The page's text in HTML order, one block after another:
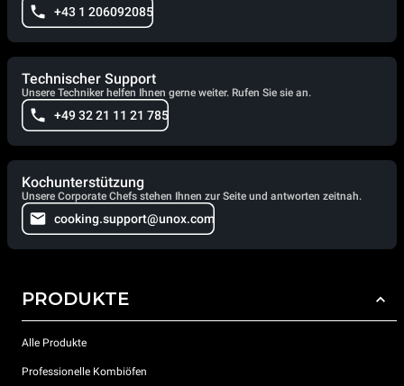
+43 1 206092085
Technischer Support
Unsere Techniker helfen Ihnen gerne weiter. Rufen Sie sie an.
+49 32 21 11 21 785
Kochunterstützung
Unsere Corporate Chefs stehen Ihnen zur Seite und antworten zeitnah.
cooking.support@unox.com
PRODUKTE
Alle Produkte
Professionelle Kombiöfen